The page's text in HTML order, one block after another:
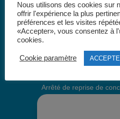
Arrêté de reprise de
Nous utilisons des cookies sur
offrir l'expérience la plus
préférences et les visites
«Accepter», vous consentez à
cookies.
Cookie paramètre